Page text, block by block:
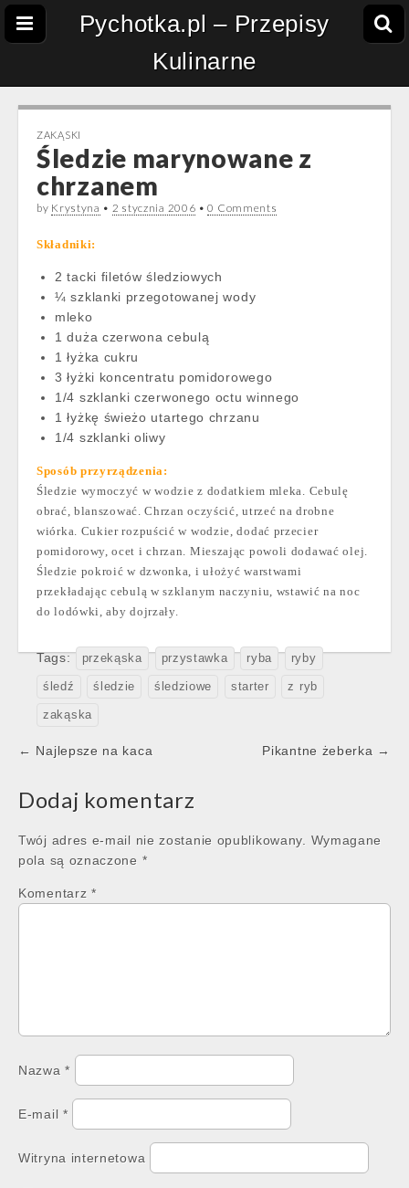
Pychotka.pl – Przepisy
Kulinarne
ZAKĄSKI
Śledzie marynowane z
chrzanem
by Krystyna • 2 stycznia 2006 •0 Comments
Składniki:
2 tacki filetów śledziowych
¼ szklanki przegotowanej wody
mleko
1 duża czerwona cebulą
1 łyżka cukru
3 łyżki koncentratu pomidorowego
1/4 szklanki czerwonego octu winnego
1 łyżkę świeżo utartego chrzanu
1/4 szklanki oliwy
Sposób przyrządzenia:
Śledzie wymoczyć w wodzie z dodatkiem mleka. Cebulę
obrać, blanszować. Chrzan oczyścić, utrzeć na drobne
wiórka. Cukier rozpuścić w wodzie, dodać przecier
pomidorowy, ocet i chrzan. Mieszając powoli dodawać olej.
Śledzie pokroić w dzwonka, i ułożyć warstwami
przekładając cebulą w szklanym naczyniu, wstawić na noc
do lodówki, aby dojrzały.
Tags: przekąska przystawka ryba ryby
śledź śledzie śledziowe starter z ryb
zakąska
Post
← Najlepsze na kaca Pikantne żeberka →
Dodaj komentarz
Twój adres e-mail nie zostanie opublikowany.
Wymagane
pola są oznaczone *
Komentarz *
Nazwa*
E-mail *
Witryna internetowa